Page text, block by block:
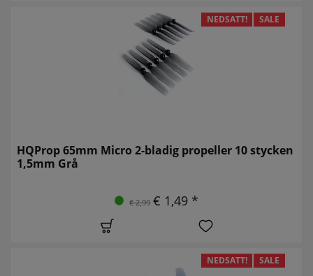
NEDSATT! SALE
HQProp 65mm Micro 2-bladig propeller 10 stycken
1,5mm Grå
€ 2,99 € 1,49 *
NEDSATT! SALE